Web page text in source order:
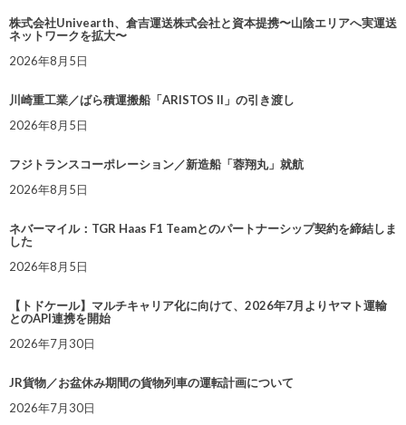
株式会社Univearth、倉吉運送株式会社と資本提携〜山陰エリアへ実運送
ネットワークを拡大〜
2026年8月5日
川崎重工業／ばら積運搬船「ARISTOS II」の引き渡し
2026年8月5日
フジトランスコーポレーション／新造船「蓉翔丸」就航
2026年8月5日
ネバーマイル：TGR Haas F1 Teamとのパートナーシップ契約を締結しま
した
2026年8月5日
【トドケール】マルチキャリア化に向けて、2026年7月よりヤマト運輸
とのAPI連携を開始
2026年7月30日
JR貨物／お盆休み期間の貨物列車の運転計画について
2026年7月30日